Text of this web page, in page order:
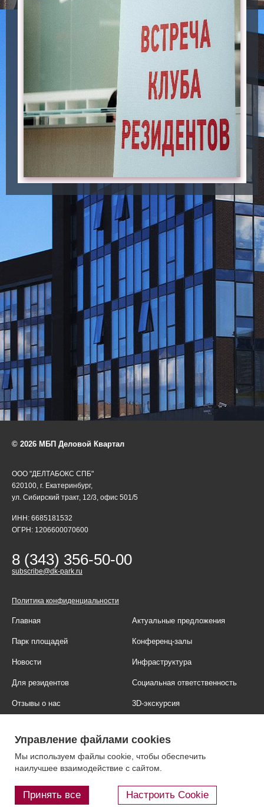
© 2026 МБП Деловой Квартал
ООО "ДЕЛТАБОКС СПБ"
620100, г. Екатеринбург,
ул. Сибирский тракт, 12/3, офис 501/5
ИНН: 6685181532
ОГРН: 1206600070600
8 (343) 356-50-00
subscribe@dk-park.ru
Политика конфиденциальности
Главная Актуальные предложения
Парк площадей Конференц-залы
Новости Инфраструктура
Для резидентов Социальная ответственность
Отзывы о нас 3D-экскурсия
Контакты Блог
Управление файлами cookies
Мы используем файлы cookie, чтобы обеспечить
наилучшее взаимодействие с сайтом.
Принять все Настроить Cookie